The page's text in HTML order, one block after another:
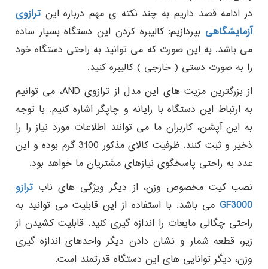
در ادامه قصد داریم به چند نکته ی مهم درباره این ترازوی
آزمایشگاهی بپردازیم: کالیبره کردن این دستگاه بسیار ساده
می باشد. به این صورت که می توانید به راحتی دستگاه خود
را به صورت دستی ( خارجی ) کالیبره کنید.
از بزرگترین مزیت های این مدل از ترازوی AND، می توانیم
به ارتباط این دستگاه با رایانه و چاپگر اشاره کنیم. با توجه
به این آپشن، کاربران ما می توانند اطلاعات مورد نیاز را را
ذخیر و ثبت کنند. ظرفیت کالای مذکور 3100 گرم بوده و این
عدد به راحتی پاسخگوی نیازهای مشتریان ما خواهد بود.
نصب کیت مخصوص وزن، از دیگر ویژگی های ناب ترازو
GF3000 می باشد. با استفاده از این قابلیت می توانید به
راحتی چگالی مایعات را اندازه گیری کنید. قابلیت کشیدن از
زیر، قطعه شمار و نشان دادن دیگر واحدهای اندازه گیری
وزن، دیگر توانایی های این دستگاه قدرتمند است.